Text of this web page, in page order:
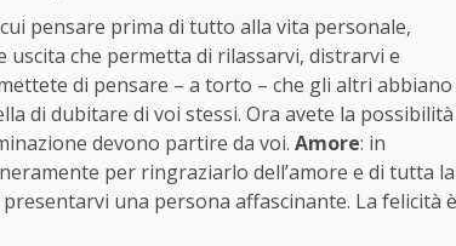
pensare prima di tutto alla vita personale,
che permetta di rilassarvi, distrarvi e
di pensare – a torto – che gli altri abbiano
di dubitare di voi stessi. Ora avete la possibilità
devono partire da voi. Amore: in
per ringraziarlo dell’amore e di tutta la
una persona affascinante. La felicità è